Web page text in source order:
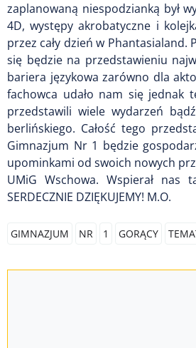
zaplanowaną niespodzianką był
4D, występy akrobatyczne i
przez cały dzień w
się będzie na przedstawieniu
bariera językowa zarówno dla
fachowca udało nam się jednak
przedstawili wiele wydarzeń
berlińskiego. Całość tego
Gimnazjum Nr 1 będzie
upominkami od swoich nowych
UMiG Wschowa. Wspierał nas
SERDECZNIE DZIĘKUJEMY! M.O.
GIMNAZJUM NR 1 GORĄCY